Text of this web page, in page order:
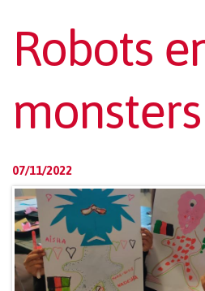
Robots
monsters
07/11/2022